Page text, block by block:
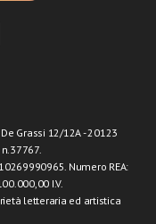
Grassi 12/12A - 20123
Numero REA:
I.V.
letteraria ed artistica